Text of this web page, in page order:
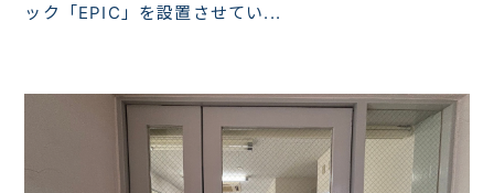
ック「EPIC」を設置させてい...